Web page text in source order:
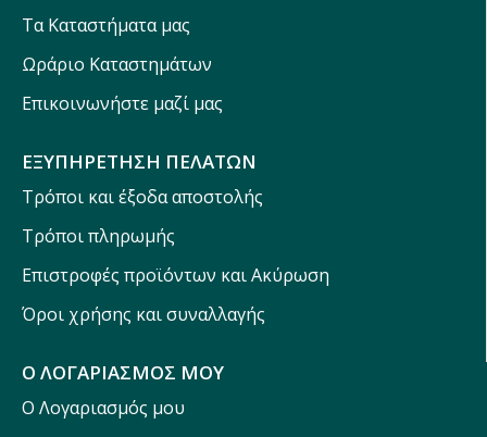
Τα Καταστήματα μας
Ωράριο Καταστημάτων
Επικοινωνήστε μαζί μας
ΕΞΥΠΗΡΕΤΗΣΗ ΠΕΛΑΤΩΝ
Τρόποι και έξοδα αποστολής
Τρόποι πληρωμής
Επιστροφές προϊόντων και Ακύρωση
Όροι χρήσης και συναλλαγής
Ο ΛΟΓΑΡΙΑΣΜΟΣ ΜΟΥ
Ο Λογαριασμός μου